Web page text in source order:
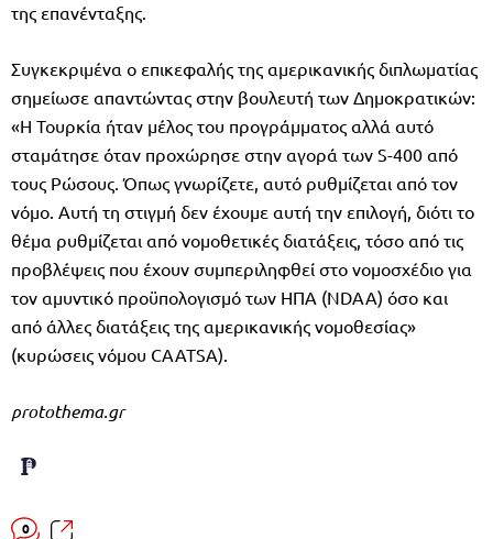
της επανένταξης.
Συγκεκριμένα ο επικεφαλής της αμερικανικής διπλωματίας
σημείωσε απαντώντας στην βουλευτή των Δημοκρατικών:
«Η Τουρκία ήταν μέλος του προγράμματος αλλά αυτό
σταμάτησε όταν προχώρησε στην αγορά των S-400 από
τους Ρώσους. Όπως γνωρίζετε, αυτό ρυθμίζεται από τον
νόμο. Αυτή τη στιγμή δεν έχουμε αυτή την επιλογή, διότι το
θέμα ρυθμίζεται από νομοθετικές διατάξεις, τόσο από τις
προβλέψεις που έχουν συμπεριληφθεί στο νομοσχέδιο για
τον αμυντικό προϋπολογισμό των ΗΠΑ (NDAA) όσο και
από άλλες διατάξεις της αμερικανικής νομοθεσίας»
(κυρώσεις νόμου CAATSA).
protothema.gr
0